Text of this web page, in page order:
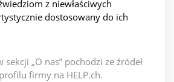
z niewłaściwych
dostosowany do ich
„O nas” pochodzi ze źródeł
firmy na HELP.ch.